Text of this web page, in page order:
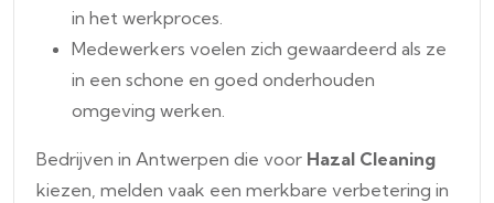
in het werkproces.
Medewerkers voelen zich gewaardeerd als ze
in een schone en goed onderhouden
omgeving werken.
Bedrijven in Antwerpen die voor Hazal Cleaning
kiezen, melden vaak een merkbare verbetering in